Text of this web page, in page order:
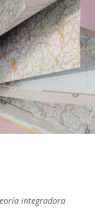
integradora